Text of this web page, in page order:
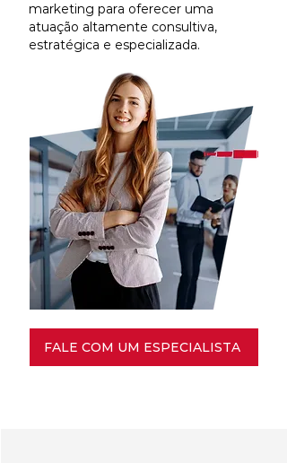
marketing para oferecer uma
atuação altamente consultiva,
estratégica e especializada.
FALE COM UM ESPECIALISTA